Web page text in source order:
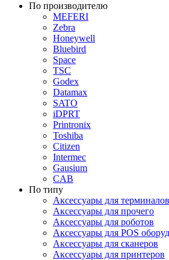
По производителю
MEFERI
Zebra
Honeywell
Bluebird
Space
TSC
Godex
Datamax
SATO
iDPRT
Printronix
Toshiba
Citizen
Intermec
Gausium
CAB
По типу
Аксессуары для
Аксессуары для прочего
Аксессуары для роботов
Аксессуары для POS
Аксессуары для сканеров
Аксессуары для принтеров